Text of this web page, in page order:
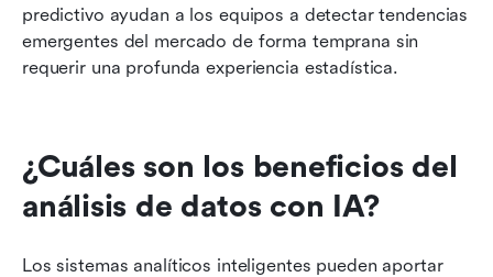
predictivo ayudan a los equipos a detectar tendencias
emergentes del mercado de forma temprana sin
requerir una profunda experiencia estadística.
¿Cuáles son los beneficios del
análisis de datos con IA?
Los sistemas analíticos inteligentes pueden aportar